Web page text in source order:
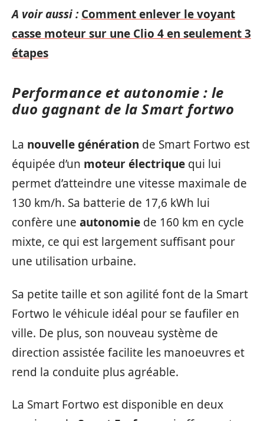
A voir aussi : Comment enlever le voyant
casse moteur sur une Clio 4 en seulement 3
étapes
Performance et autonomie : le
duo gagnant de la Smart fortwo
La nouvelle génération de Smart Fortwo est
équipée d’un moteur électrique qui lui
permet d’atteindre une vitesse maximale de
130 km/h. Sa batterie de 17,6 kWh lui
confère une autonomie de 160 km en cycle
mixte, ce qui est largement suffisant pour
une utilisation urbaine.
Sa petite taille et son agilité font de la Smart
Fortwo le véhicule idéal pour se faufiler en
ville. De plus, son nouveau système de
direction assistée facilite les manoeuvres et
rend la conduite plus agréable.
La Smart Fortwo est disponible en deux